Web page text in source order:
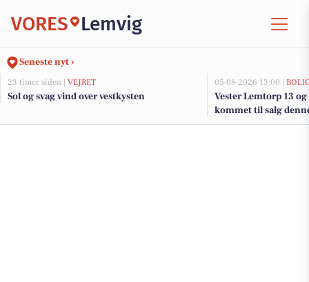
VORES Lemvig
Seneste nyt ›
23 timer siden | VEJRET
Sol og svag vind over vestkysten
05-08-2026 13:00 |
Vester Lemtorp 13
kommet til salg
boligerne her.